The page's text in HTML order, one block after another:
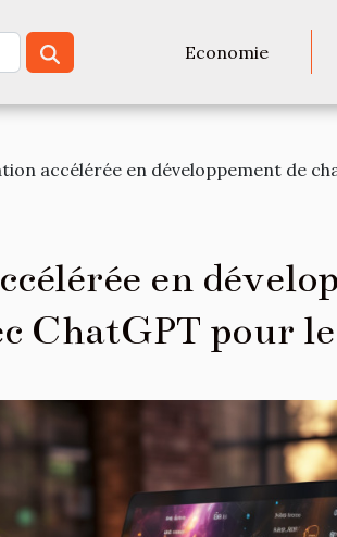
Economie
accélérée en développement de
en
ChatGPT pour